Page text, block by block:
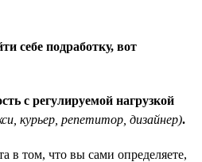
себе подработку, вот
с регулируемой нагрузкой
курьер, репетитор, дизайнер).
в том, что вы сами определяете,